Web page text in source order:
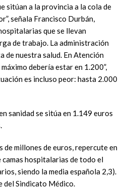
sitúan a la provincia a la cola de
señala Francisco Durbán,
que se llevan
de trabajo. La administración
de nuestra salud. En Atención
debería estar en 1.200”,
es incluso peor: hasta 2.000
sanidad se sitúa en 1.149 euros
de millones de euros, repercute en
hospitalarias de todo el
siendo la media española 2,3).
del Sindicato Médico.